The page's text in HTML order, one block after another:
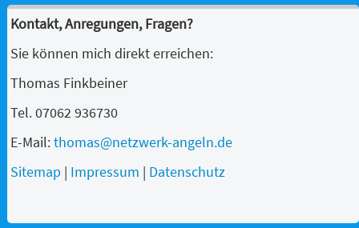
Kontakt, Anregungen, Fragen?
Sie können mich direkt erreichen:
Thomas Finkbeiner
Tel. 07062 936730
E-Mail:thomas@netzwerk-angeln.de
Sitemap | Impressum | Datenschutz